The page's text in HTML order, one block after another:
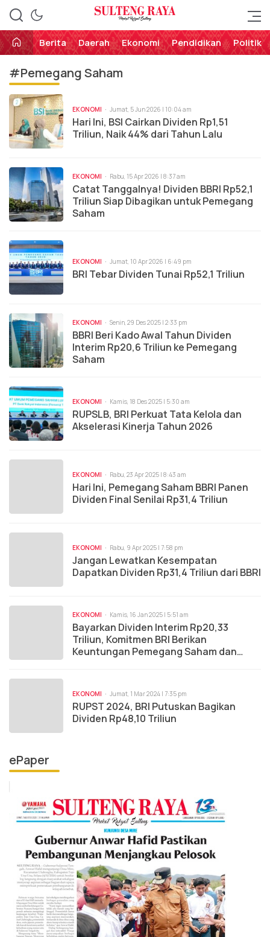
Sulteng Raya
Perekat Rakyat Sulteng
Berita
Daerah Ekonomi Pendidikan Politik
#Pemegang Saham
EKONOMI Jumat, 5 Jun 2026 | 10:04 am
Hari Ini, BSI Cairkan Dividen Rp1,51
Triliun, Naik 44% dari Tahun Lalu
EKONOMI Rabu, 15 Apr 2026 | 8:37 am
Catat Tanggalnya! Dividen BBRI Rp52,1
Triliun Siap Dibagikan untuk Pemegang
Saham
EKONOMI Jumat, 10 Apr 2026 | 6:49 pm
BRI Tebar Dividen Tunai Rp52,1 Triliun
EKONOMI Senin, 29 Des 2025 | 2:33 pm
BBRI Beri Kado Awal Tahun Dividen
Interim Rp20,6 Triliun ke Pemegang
Saham
EKONOMI Kamis, 18 Des 2025 | 5:30 am
RUPSLB, BRI Perkuat Tata Kelola dan
Akselerasi Kinerja Tahun 2026
EKONOMI Rabu, 23 Apr 2025 | 8:43 am
Hari Ini, Pemegang Saham BBRI Panen
Dividen Final Senilai Rp31,4 Triliun
EKONOMI Rabu, 9 Apr 2025 | 7:58 pm
Jangan Lewatkan Kesempatan
Dapatkan Dividen Rp31,4 Triliun dari BBRI
EKONOMI Kamis, 16 Jan 2025 | 5:51 am
Bayarkan Dividen Interim Rp20,33
Triliun, Komitmen BRI Berikan
Keuntungan Pemegang Saham dan
EKONOMI Jumat, 1 Mar 2024 | 7:35 pm
RUPST 2024, BRI Putuskan Bagikan
Dividen Rp48,10 Triliun
ePaper